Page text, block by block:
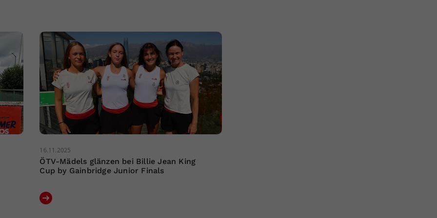
16.11.2025
ÖTV-Mädels glänzen bei Billie Jean King
Cup by Gainbridge Junior Finals